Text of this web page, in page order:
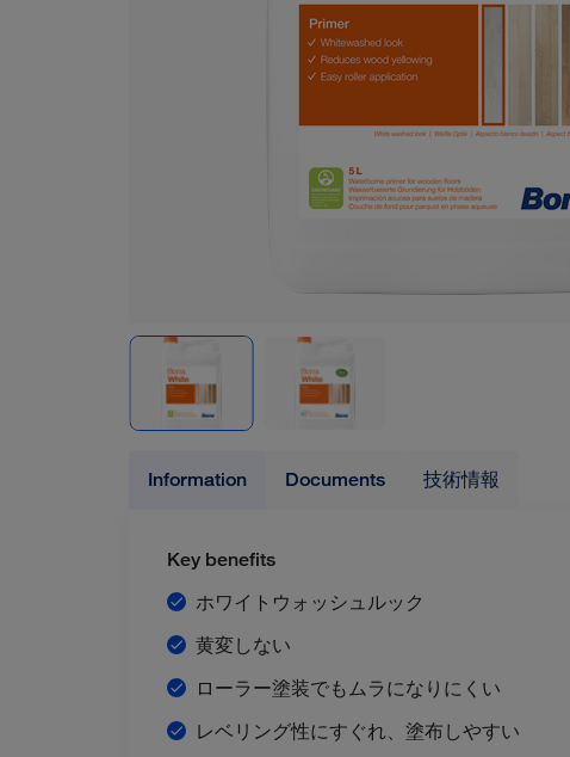
Information Documents 技術情報
Key benefits
ホワイトウォッシュルック
黄変しない
ローラー塗装でもムラになりにくい
レベリング性にすぐれ、塗布しやすい